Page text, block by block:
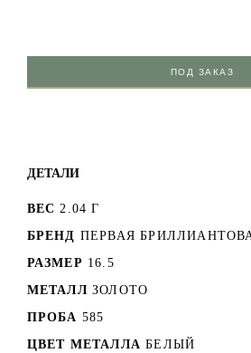
ПОД ЗАКАЗ
ДЕТАЛИ
ВЕС 2.04 Г
БРЕНД ПЕРВАЯ
РАЗМЕР 16.5
МЕТАЛЛ ЗОЛОТО
ПРОБА 585
ЦВЕТ МЕТАЛЛА БЕЛЫЙ